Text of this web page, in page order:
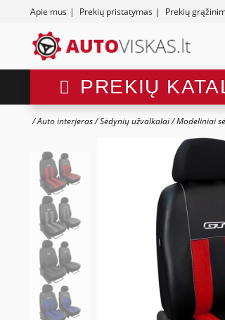
Apie mus | Prekių pristatymas | Prekių
PREKIŲ
Auto interjeras Sėdynių užvalkalai Modeliniai